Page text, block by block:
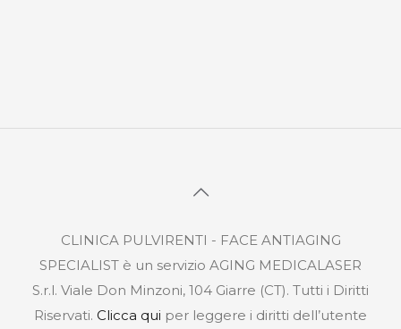
CLINICA PULVIRENTI - FACE ANTIAGING
SPECIALIST è un servizio AGING MEDICALASER
S.r.l. Viale Don Minzoni, 104 Giarre (CT). Tutti i Diritti
Riservati. Clicca qui per leggere i diritti dell’utente